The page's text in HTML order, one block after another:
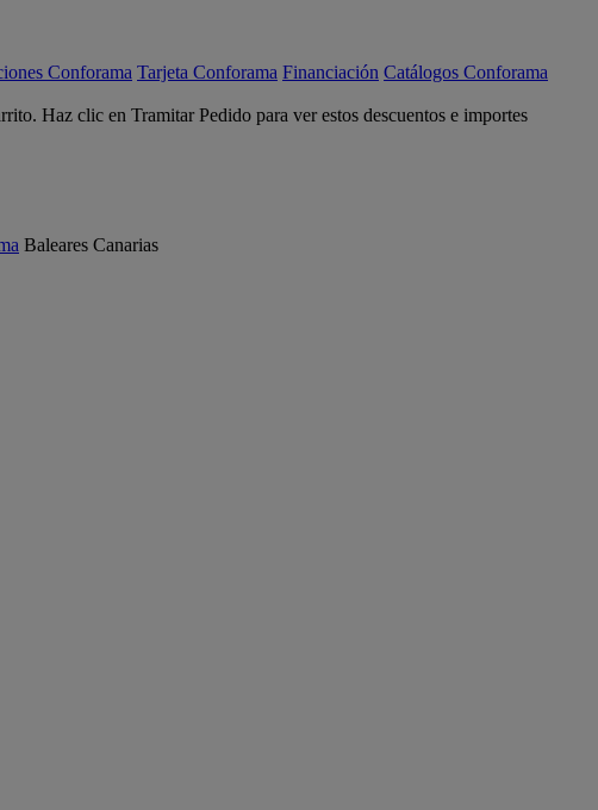
Conforama Tarjeta Conforama Financiación Catálogos Conforama
Haz clic en Tramitar Pedido para ver estos descuentos e importes
Baleares Canarias